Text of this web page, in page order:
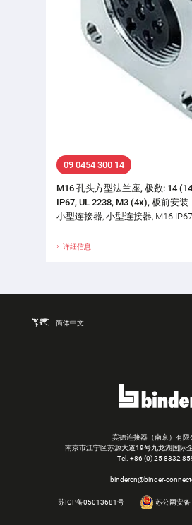
09 0454 300 14
M16 孔头方型法兰座, 极数: 14
IP67, UL 2238, M3 (4x), 板前安装
小型连接器, 小型连接器, M16
详细信息
简体中文
宾德连接器（南京）有限
南京市江宁区苏源大道19号九龙湖国际
Tel. +86 (0) 25 8332
bindercn@binder-
苏ICP备05013681号 苏公网安